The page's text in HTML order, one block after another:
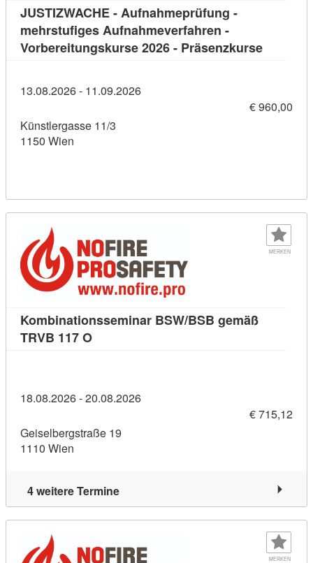
JUSTIZWACHE - Aufnahmeprüfung -
mehrstufiges Aufnahmeverfahren -
Vorbereitungskurse 2026 - Präsenzkurse
13.08.2026 - 11.09.2026
€ 960,00
Künstlergasse 11/3
1150 Wien
MERKEN
Kombinationsseminar BSW/BSB gemäß
TRVB 117 OKursdetail: Kombinationsseminar BSW/
18.08.2026 - 20.08.2026
€ 715,12
Geiselbergstraße 19
1110 Wien
4 weitere Termine
MERKEN